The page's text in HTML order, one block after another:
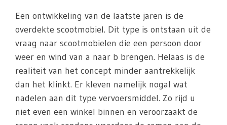
Een ontwikkeling van de laatste jaren is de
overdekte scootmobiel. Dit type is ontstaan uit de
vraag naar scootmobielen die een persoon door
weer en wind van a naar b brengen. Helaas is de
realiteit van het concept minder aantrekkelijk
dan het klinkt. Er kleven namelijk nogal wat
nadelen aan dit type vervoersmiddel. Zo rijd u
niet even een winkel binnen en veroorzaakt de